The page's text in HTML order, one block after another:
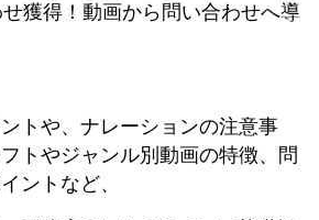
獲得！動画から問い合わせへ導
トや、ナレーションの注意事
トやジャンル別動画の特徴、問
ントなど、